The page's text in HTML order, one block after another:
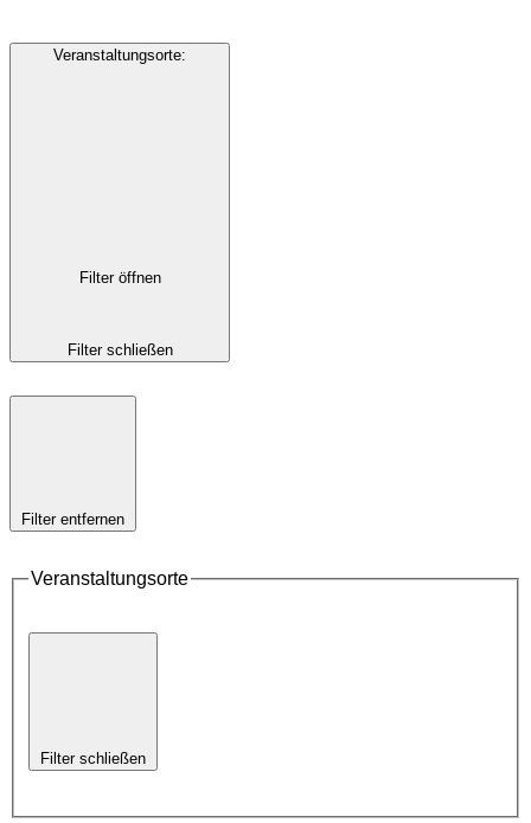
Veranstaltungsorte:
Filter öffnen
Filter schließen
Filter entfernen
Veranstaltungsorte
Filter schließen